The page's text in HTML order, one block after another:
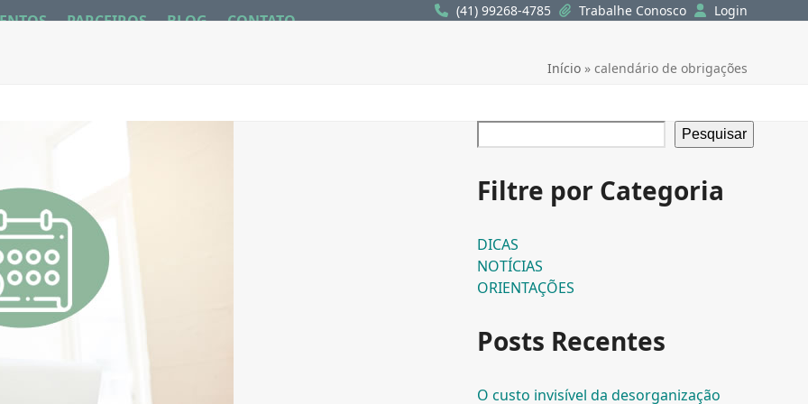
(41) 99268-4785 Trabalhe Conosco Login
PARCEIROS BLOG CONTATO
Início» calendário de obrigações
Pesquisar
Filtre por Categoria
DICAS
NOTÍCIAS
ORIENTAÇÕES
Posts Recentes
O custo invisível da desorganização